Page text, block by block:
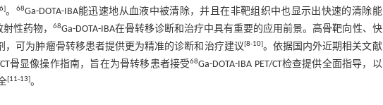
6]。 68Ga-DOTA-IBA能迅速地从血液中被清除，并且在非靶组织中也显示出快速的清除能
性药物， 68Ga-DOTA-IBA在骨转移诊断和治疗中具有重要的应用前景。高骨靶向性、快
，可为肿瘤骨转移患者提供更为精准的诊断和治疗建议[8-10]。依据国内外近期相关文献
CT骨显像操作指南，旨在为骨转移患者接受68Ga-DOTA-IBA PET/CT检查提供全面指导，以
[11-13]。